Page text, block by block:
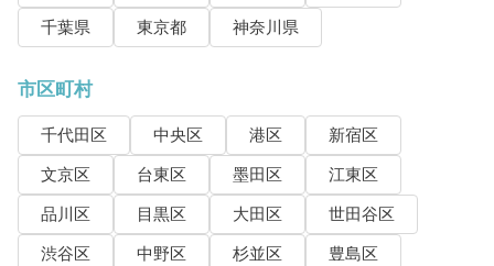
千葉県
東京都 神奈川県
市区町村
千代田区 中央区 港区
新宿区
文京区
台東区 墨田区
江東区
品川区
目黒区 大田区
世田谷区
渋谷区
中野区 杉並区
豊島区